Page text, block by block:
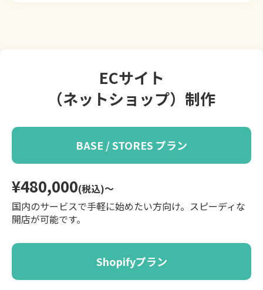
ECサイト
（ネットショップ）制作
BASE / STORES プラン
¥480,000(税込)〜
国内のサービスで手軽に始めたい方向け。スピーディな
開店が可能です。
Shopifyプラン